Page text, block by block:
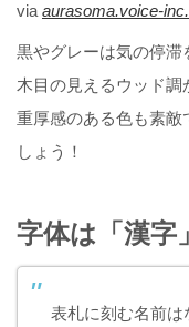
via aurasoma.voice-
黒やグレーは気の停滞
木目の見えるウッド調
重厚感のある色も素敵
しょう！
字体は「漢字
表札に刻む名前は